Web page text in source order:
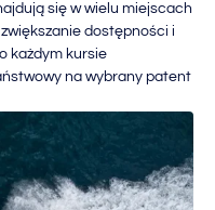
się w wielu miejscach
dostępności i
każdym kursie
na wybrany patent